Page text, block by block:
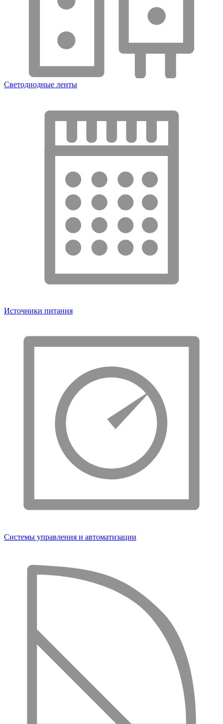
Светодиодные ленты
Источники питания
Системы управления и автоматизации